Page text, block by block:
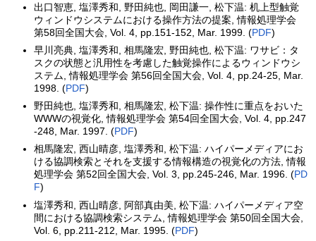
出口智恵, 塩澤秀和, 野田純也, 岡田謙一, 松下温: 机上型触覚
ウィンドウシステムにおける操作方法の提案, 情報処理学会
第58回全国大会, Vol. 4, pp.151-152, Mar. 1999. (PDF)
早川亮典, 塩澤秀和, 相馬隆宏, 野田純也, 松下温: ワサビ：タ
スクの状態と汎用性を考慮した触覚操作によるウィンドウシ
ステム, 情報処理学会 第56回全国大会, Vol. 4, pp.24-25, Mar.
1998. (PDF)
野田純也, 塩澤秀和, 相馬隆宏, 松下温: 操作性に重点をおいた
WWWの視覚化, 情報処理学会 第54回全国大会, Vol. 4, pp.247
-248, Mar. 1997. (PDF)
相馬隆宏, 西山晴彦, 塩澤秀和, 松下温: ハイパーメディアにお
ける協調検索とそれを支援する情報構造の視覚化の方法, 情報
処理学会 第52回全国大会, Vol. 3, pp.245-246, Mar. 1996. (PD
F)
塩澤秀和, 西山晴彦, 阿部真由美, 松下温: ハイパーメディア空
間における協調検索システム, 情報処理学会 第50回全国大会,
Vol. 6, pp.211-212, Mar. 1995. (PDF)